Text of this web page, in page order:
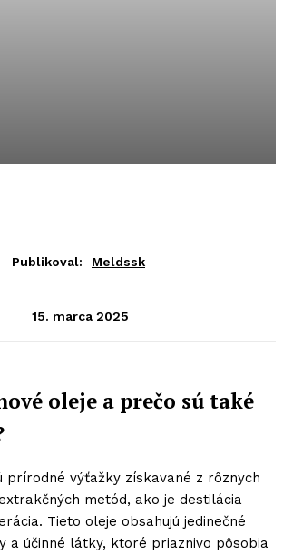
Publikoval: Meldssk
15. marca 2025
oleje a prečo sú také
prírodné výťažky získavané z rôznych
metód, ako je destilácia
Tieto oleje obsahujú jedinečné
a účinné látky, ktoré priaznivo pôsobia